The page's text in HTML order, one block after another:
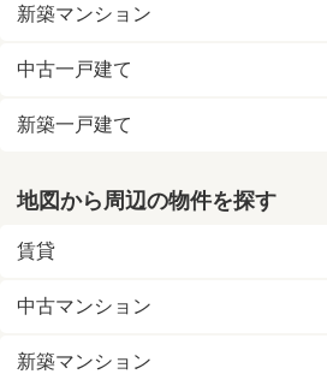
新築マンション
中古一戸建て
新築一戸建て
地図から周辺の物件を探す
賃貸
中古マンション
新築マンション